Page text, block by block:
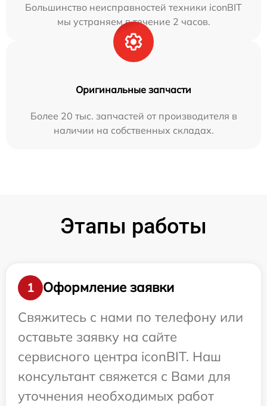
Большинство неисправностей техники iconBIT
мы устраняем в течение 2 часов.
Оригинальные запчасти
Более 20 тыс. запчастей от производителя в
наличии на собственных складах.
Этапы работы
1
Оформление заявки
Свяжитесь с нами по телефону или
оставьте заявку на сайте
сервисного центра iconBIT. Наш
консультант свяжется с Вами для
уточнения необходимых работ